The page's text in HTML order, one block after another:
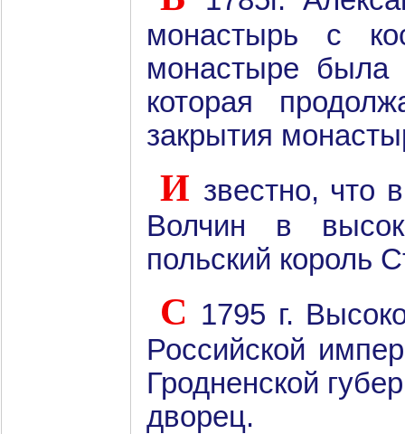
монастырь с
монастыре была
которая
закрытия
И звестно, что
Волчин в
польский король
С 1795 г.
Российской
Гродненской
дворец.